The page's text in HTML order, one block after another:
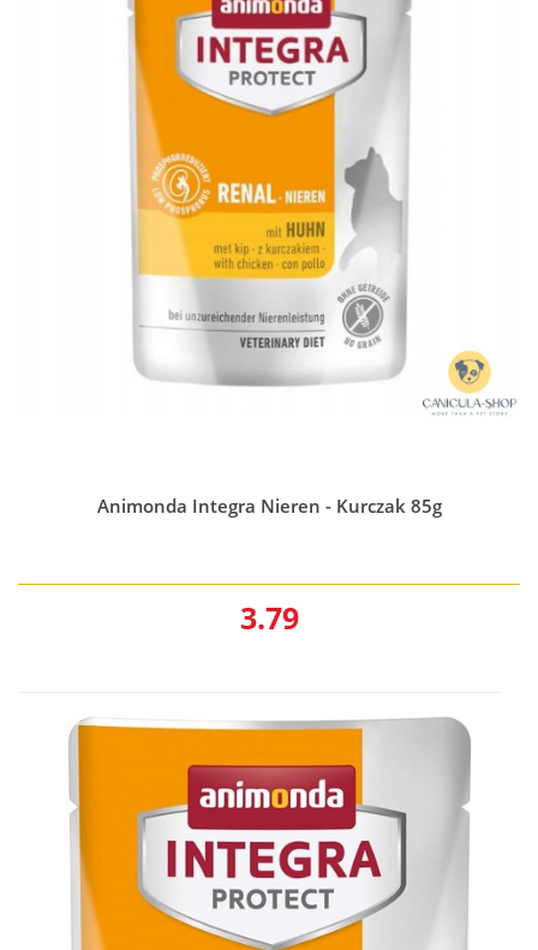
Animonda Integra Nieren - Kurczak 85g
3.79